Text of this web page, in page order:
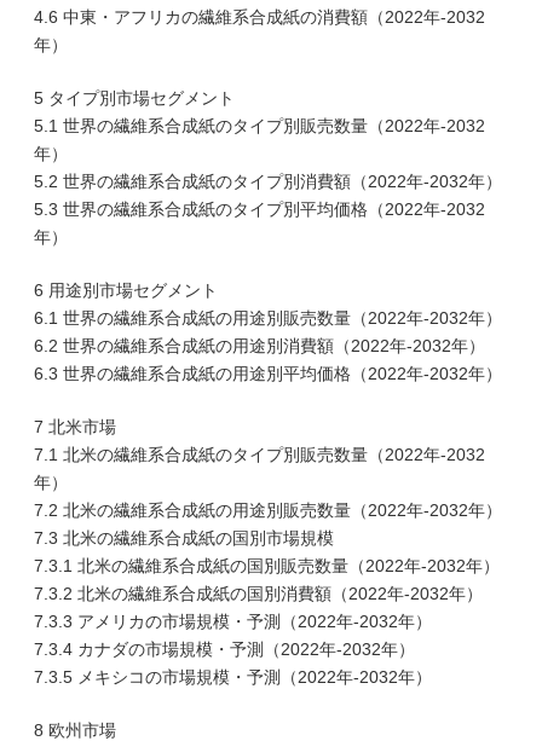
4.6 中東・アフリカの繊維系合成紙の消費額（2022年-2032
年）
5 タイプ別市場セグメント
5.1 世界の繊維系合成紙のタイプ別販売数量（2022年-2032
年）
5.2 世界の繊維系合成紙のタイプ別消費額（2022年-2032年）
5.3 世界の繊維系合成紙のタイプ別平均価格（2022年-2032
年）
6 用途別市場セグメント
6.1 世界の繊維系合成紙の用途別販売数量（2022年-2032年）
6.2 世界の繊維系合成紙の用途別消費額（2022年-2032年）
6.3 世界の繊維系合成紙の用途別平均価格（2022年-2032年）
7 北米市場
7.1 北米の繊維系合成紙のタイプ別販売数量（2022年-2032
年）
7.2 北米の繊維系合成紙の用途別販売数量（2022年-2032年）
7.3 北米の繊維系合成紙の国別市場規模
7.3.1 北米の繊維系合成紙の国別販売数量（2022年-2032年）
7.3.2 北米の繊維系合成紙の国別消費額（2022年-2032年）
7.3.3 アメリカの市場規模・予測（2022年-2032年）
7.3.4 カナダの市場規模・予測（2022年-2032年）
7.3.5 メキシコの市場規模・予測（2022年-2032年）
8 欧州市場